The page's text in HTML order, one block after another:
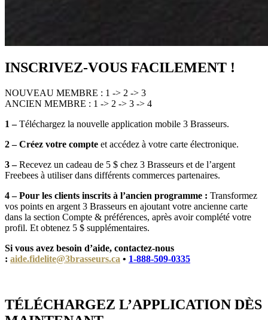
INSCRIVEZ-VOUS FACILEMENT !
NOUVEAU MEMBRE : 1 -> 2 -> 3
ANCIEN MEMBRE : 1 -> 2 -> 3 -> 4
1 –Téléchargez la nouvelle application mobile 3 Brasseurs.
2 – Créez votre compte et accédez à votre carte électronique.
3 –Recevez un cadeau de 5 $ chez 3 Brasseurs et de l’argent
Freebees à utiliser dans différents commerces partenaires.
4 – Pour les clients inscrits à l’ancien programme : Transformez
vos points en argent 3 Brasseurs en ajoutant votre ancienne carte
dans la section Compte & préférences, après avoir complété votre
profil. Et obtenez 5 $ supplémentaires.
Si vous avez besoin d’aide, contactez-nous
: aide.fidelite@3brasseurs.ca • 1-888-509-0335
TÉLÉCHARGEZ L’APPLICATION DÈS